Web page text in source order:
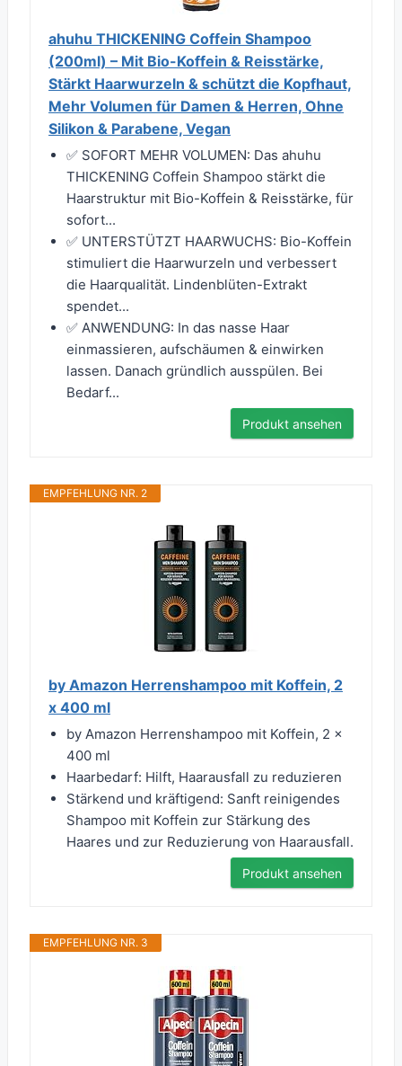
ahuhu THICKENING Coffein Shampoo
(200ml) – Mit Bio-Koffein & Reisstärke,
Stärkt Haarwurzeln & schützt die Kopfhaut,
Mehr Volumen für Damen & Herren, Ohne
Silikon & Parabene, Vegan
✅ SOFORT MEHR VOLUMEN: Das ahuhu
THICKENING Coffein Shampoo stärkt die
Haarstruktur mit Bio-Koffein & Reisstärke, für
sofort...
✅ UNTERSTÜTZT HAARWUCHS: Bio-Koffein
stimuliert die Haarwurzeln und verbessert
die Haarqualität. Lindenblüten-Extrakt
spendet...
✅ ANWENDUNG: In das nasse Haar
einmassieren, aufschäumen & einwirken
lassen. Danach gründlich ausspülen. Bei
Bedarf...
Produkt ansehen
EMPFEHLUNG NR. 2
by Amazon Herrenshampoo mit Koffein, 2
x 400 ml
by Amazon Herrenshampoo mit Koffein, 2 x
400 ml
Haarbedarf: Hilft, Haarausfall zu reduzieren
Stärkend und kräftigend: Sanft reinigendes
Shampoo mit Koffein zur Stärkung des
Haares und zur Reduzierung von Haarausfall.
Produkt ansehen
EMPFEHLUNG NR. 3